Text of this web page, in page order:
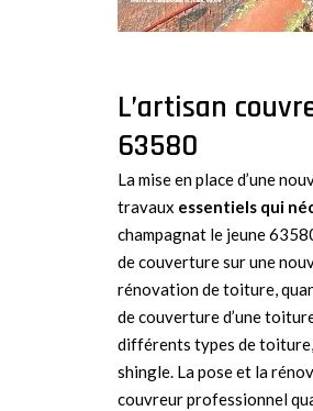
L’artisan
63580
La mise en place d’une
travaux essentiels qui
champagnat le jeune
de couverture sur une
rénovation de toiture,
de couverture d’une
différents types de
shingle. La pose et la
couvreur professionnel